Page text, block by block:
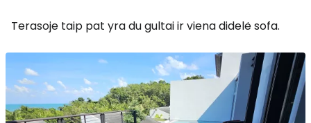
Terasoje taip pat yra du gultai ir viena didelė sofa.